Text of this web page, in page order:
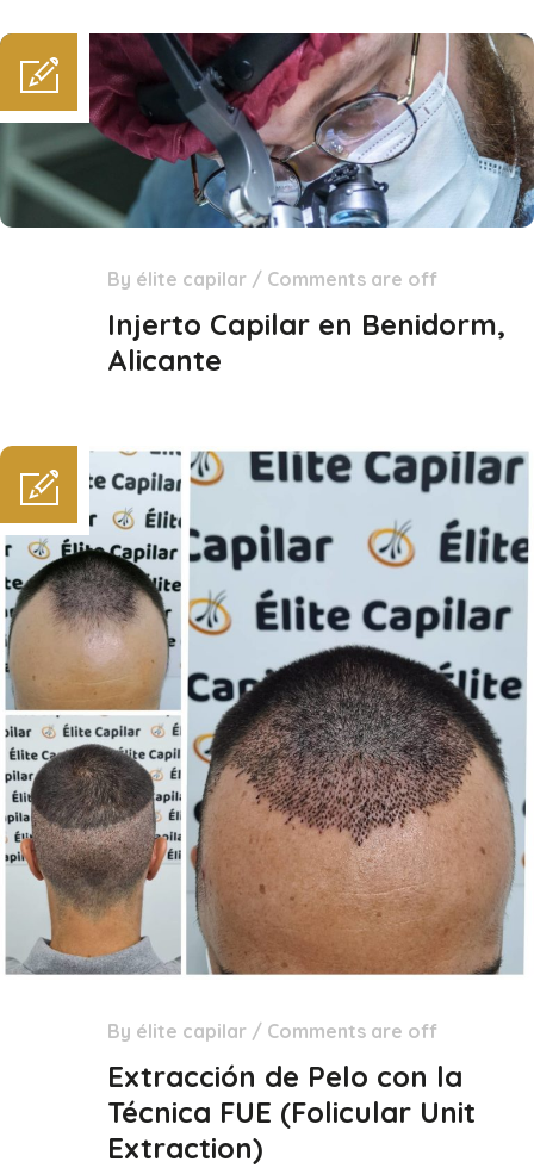
By élite capilar / Comments are off
Injerto Capilar en Benidorm,
Alicante
By élite capilar / Comments are off
Extracción de Pelo con la
Técnica FUE (Folicular Unit
Extraction)